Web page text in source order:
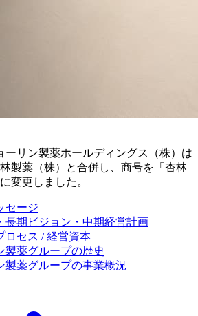
ーリン製薬ホールディングス（株）は
製薬（株）と合併し、商号を「杏林
変更しました。
セージ
長期ビジョン・中期経営計画
ロセス / 経営資本
製薬グループの歴史
製薬グループの事業概況